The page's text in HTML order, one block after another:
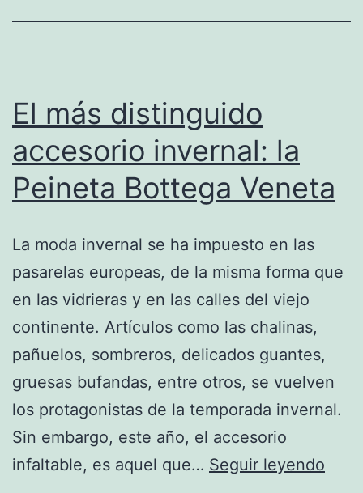
El más distinguido
accesorio invernal: la
Peineta Bottega Veneta
La moda invernal se ha impuesto en las
pasarelas europeas, de la misma forma que
en las vidrieras y en las calles del viejo
continente. Artículos como las chalinas,
pañuelos, sombreros, delicados guantes,
gruesas bufandas, entre otros, se vuelven
los protagonistas de la temporada invernal.
Sin embargo, este año, el accesorio
infaltable, es aquel que… Seguir leyendo